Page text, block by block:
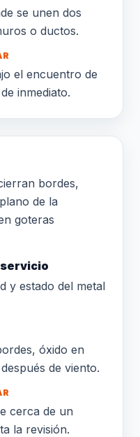
se unen dos
o ductos.
el encuentro de
inmediato.
bordes,
de la
goteras
y estado del metal
óxido en
de viento.
cerca de un
la revisión.